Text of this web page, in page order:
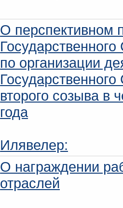
О перспективном
по организации
второго созыва в
года
Илявелер:
О награждении
отраслей